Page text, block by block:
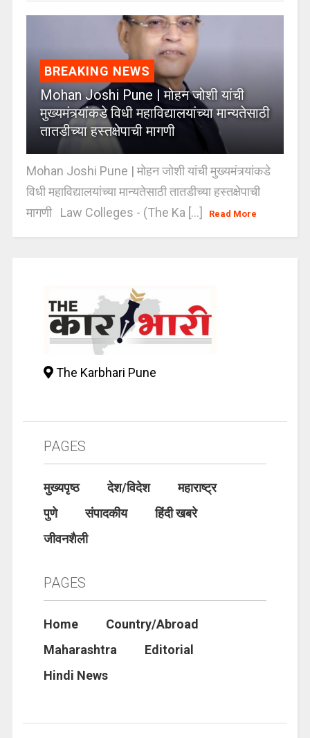
BREAKING NEWS
Mohan Joshi Pune | मोहन जोशी यांची
मुख्यमंत्र्यांकडे विधी महाविद्यालयांच्या मान्यतेसाठी
तातडीच्या हस्तक्षेपाची मागणी
Mohan Joshi Pune | मोहन जोशी यांची मुख्यमंत्र्यांकडे
विधी महाविद्यालयांच्या मान्यतेसाठी तातडीच्या हस्तक्षेपाची
मागणी Law Colleges - (The Ka [...]
Read More
The Karbhari Pune
PAGES
मुख्यपृष्ठ देश/विदेश
महाराष्ट्र
पुणे
संपादकीय
हिंदी खबरे
जीवनशैली
PAGES
Home
Country/Abroad
Maharashtra
Editorial
Hindi News